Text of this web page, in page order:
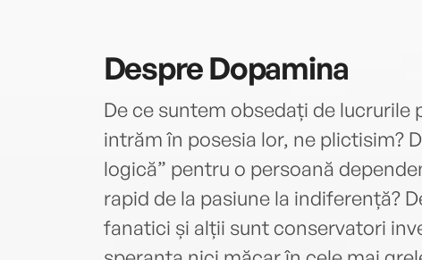
DespreDopamina
De ce suntem obsedați de lucrurile
intrăm în posesia lor, ne plictisim?
logică” pentru o persoană
rapid de la pasiune la indiferență?
fanatici și alții sunt conservatori